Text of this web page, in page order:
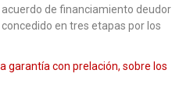
de financiamiento deudor
en tres etapas por los
garantía con prelación, sobre los